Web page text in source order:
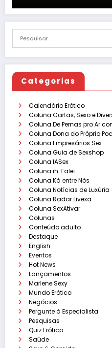
Categorias
Calendário Erótico
Coluna Cartas, Sexo e
Coluna De Pernas pro Ar
Coluna Dona do Próprio
Coluna Empresários Sex
Coluna Guia de Sexshop
Coluna IASex
Coluna ih…Falei
Coluna Ká entre Nós
Coluna Notícias de Luxúria
Coluna Radar Livexa
Coluna SexAtivar
Colunas
Conteúdo adulto
Destaque
English
Eventos
Hot News
Lançamentos
Marlene Sexy
Mundo Erótico
Negócios
Pergunte à Especialista
Pesquisas
Quiz Erótico
Saúde